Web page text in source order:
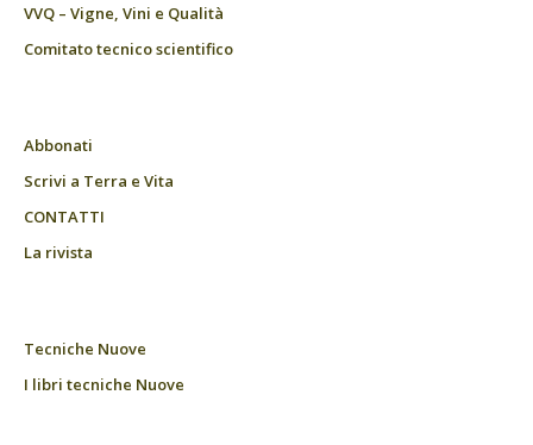
VVQ – Vigne, Vini e Qualità
Comitato tecnico scientifico
Abbonati
Scrivi a Terra e Vita
CONTATTI
La rivista
Tecniche Nuove
I libri tecniche Nuove